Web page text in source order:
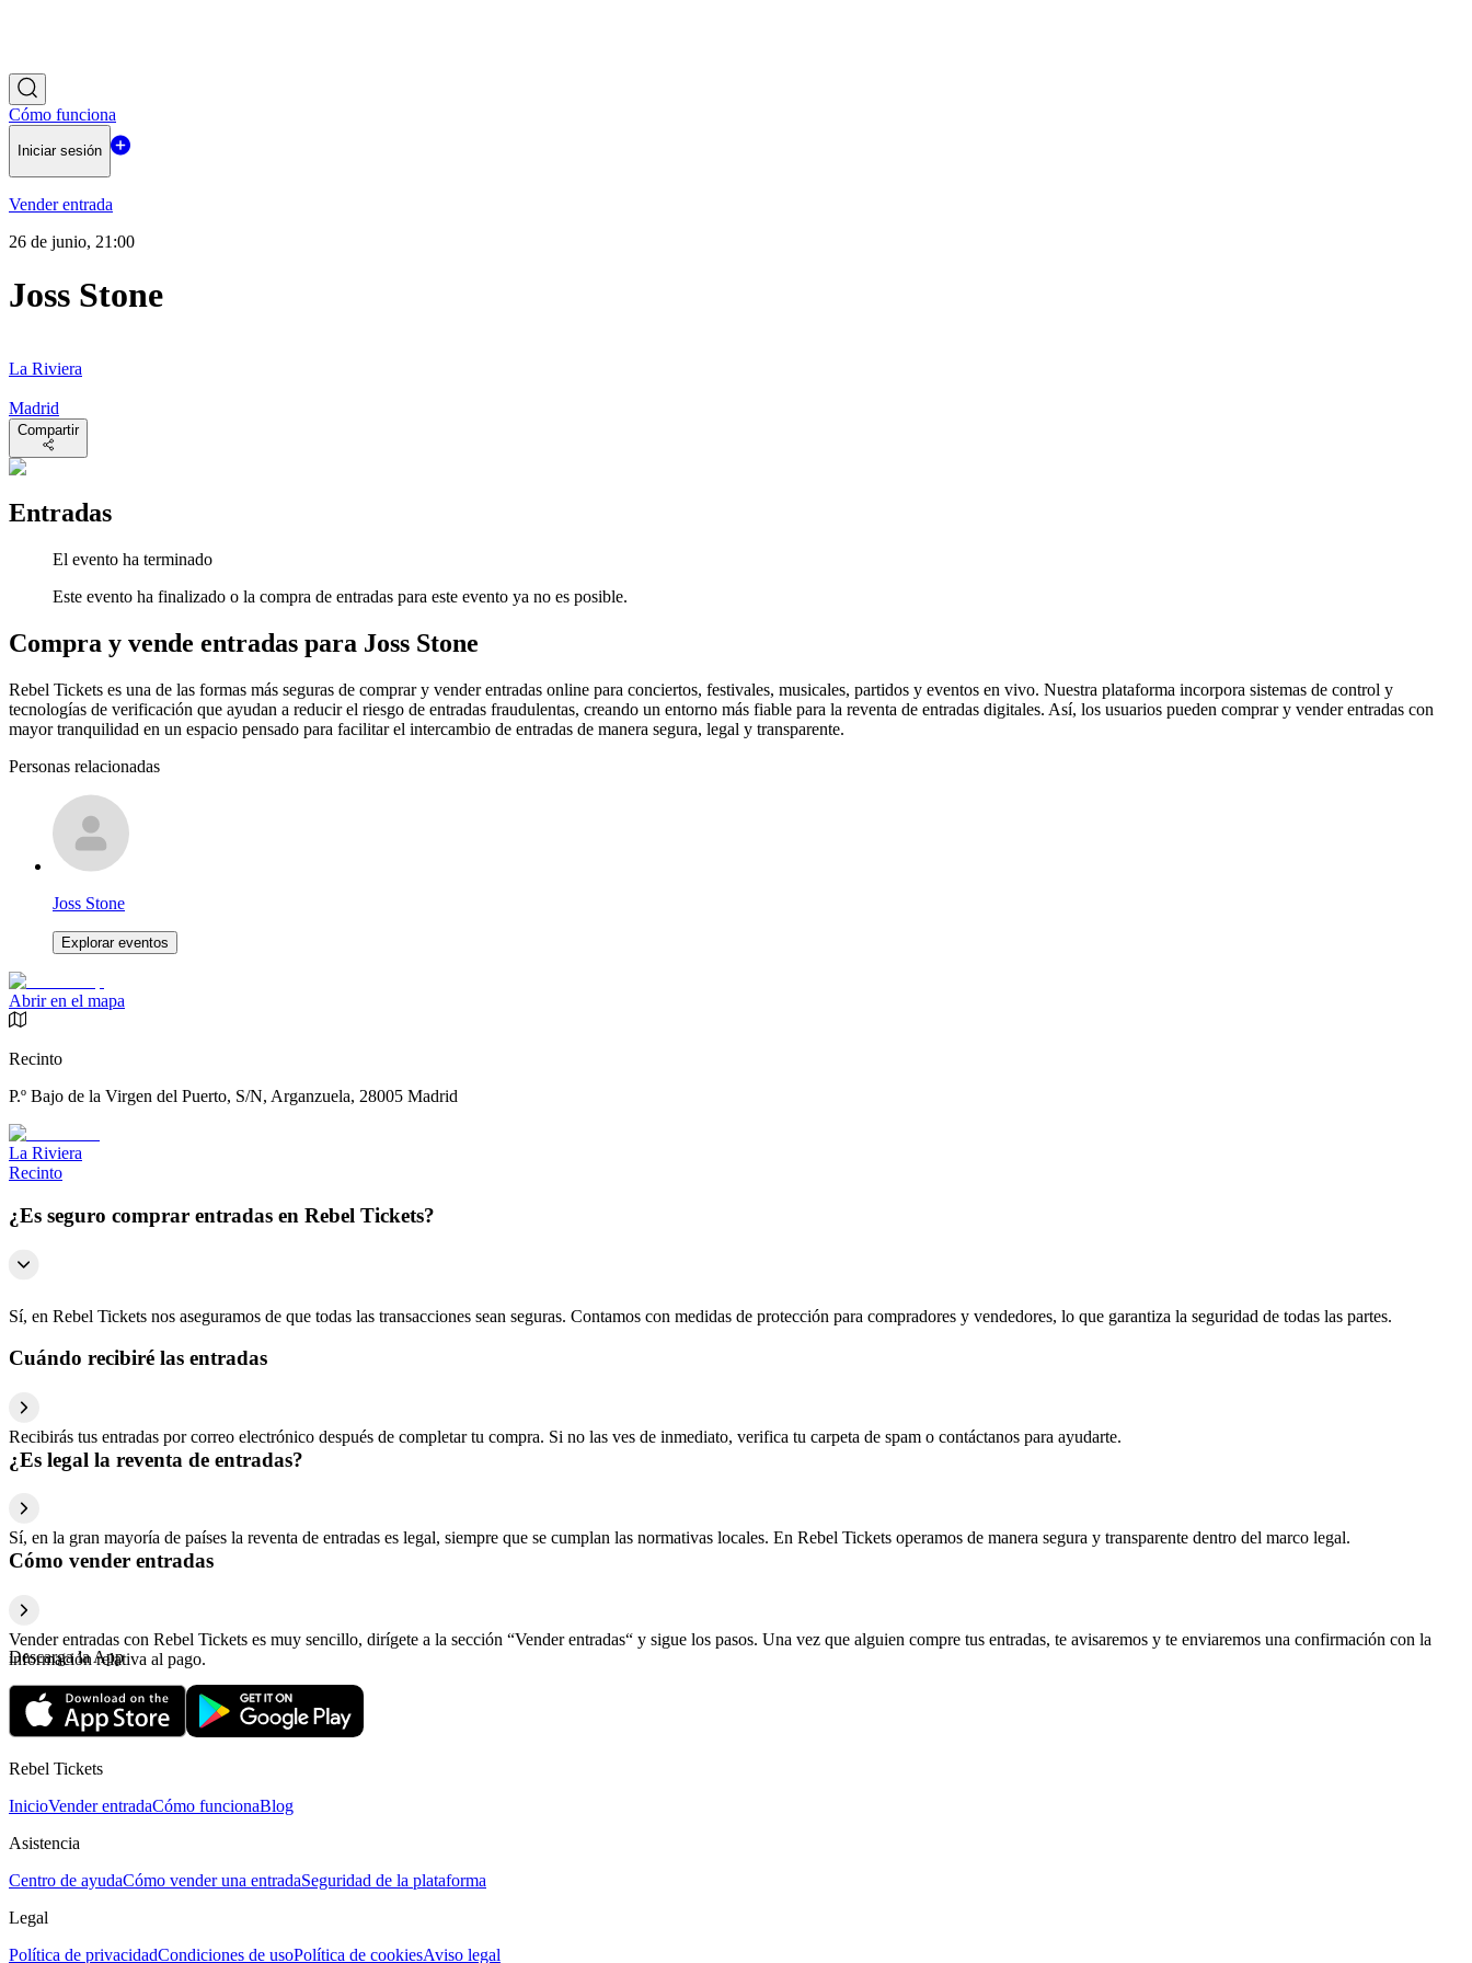
Cómo funciona
Iniciar sesión
Vender entrada
26 de junio, 21:00
Joss Stone
La Riviera
Madrid
Compartir
Entradas
El evento ha terminado
Este evento ha finalizado o la compra de entradas para este evento ya no es posible.
Compra y vende entradas para Joss Stone
Rebel Tickets es una de las formas más seguras de comprar y vender entradas online para conciertos, festivales, musicales, partidos y eventos en vivo. Nuestra plataforma incorpora sistemas de control y
tecnologías de verificación que ayudan a reducir el riesgo de entradas fraudulentas, creando un entorno más fiable para la reventa de entradas digitales. Así, los usuarios pueden comprar y vender entradas con
mayor tranquilidad en un espacio pensado para facilitar el intercambio de entradas de manera segura, legal y transparente.
Personas relacionadas
Joss Stone
Explorar eventos
Abrir en el mapa
Recinto
P.º Bajo de la Virgen del Puerto, S/N, Arganzuela, 28005 Madrid
La Riviera
Recinto
¿Es seguro comprar entradas en Rebel Tickets?
Sí, en Rebel Tickets nos aseguramos de que todas las transacciones sean seguras. Contamos con medidas de protección para compradores y vendedores, lo que garantiza la seguridad de todas las partes.
Cuándo recibiré las entradas
Recibirás tus entradas por correo electrónico después de completar tu compra. Si no las ves de inmediato, verifica tu carpeta de spam o contáctanos para ayudarte.
¿Es legal la reventa de entradas?
Sí, en la gran mayoría de países la reventa de entradas es legal, siempre que se cumplan las normativas locales. En Rebel Tickets operamos de manera segura y transparente dentro del marco legal.
Cómo vender entradas
Vender entradas con Rebel Tickets es muy sencillo, dirígete a la sección “Vender entradas“ y sigue los pasos. Una vez que alguien compre tus entradas, te avisaremos y te enviaremos una confirmación con la
información relativa al pago.
Descarga la App
Rebel Tickets
InicioVender entradaCómo funcionaBlog
Asistencia
Centro de ayudaCómo vender una entradaSeguridad de la plataforma
Legal
Política de privacidadCondiciones de usoPolítica de cookiesAviso legal